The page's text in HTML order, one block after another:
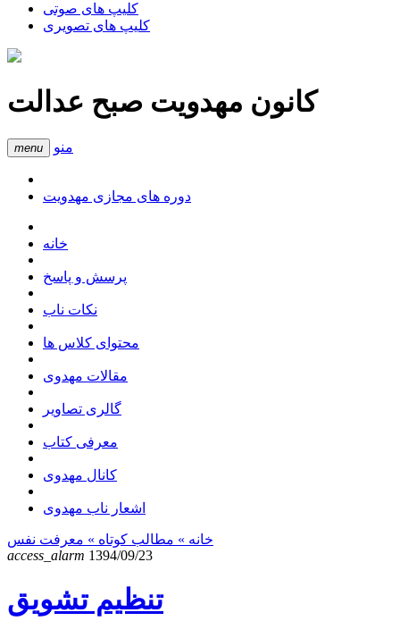
کلیپ های صوتی
کلیپ های تصویری
کانون مهدویت صبح عدالت
menu منو
دوره های مجازی مهدویت
خانه
پرسش و پاسخ
نکات ناب
محتوای کلاس ها
مقالات مهدوی
گالری تصاویر
معرفی کتاب
کانال مهدوی
اشعار ناب مهدوی
خانه » مطالب کوتاه » معرفت نفس
access_alarm 1394/09/23
تنظیم تشویق